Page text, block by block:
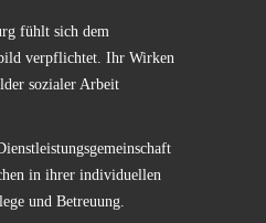
fühlt sich dem
verpflichtet. Ihr Wirken
sozialer Arbeit
in ihrer individuellen
und Betreuung.